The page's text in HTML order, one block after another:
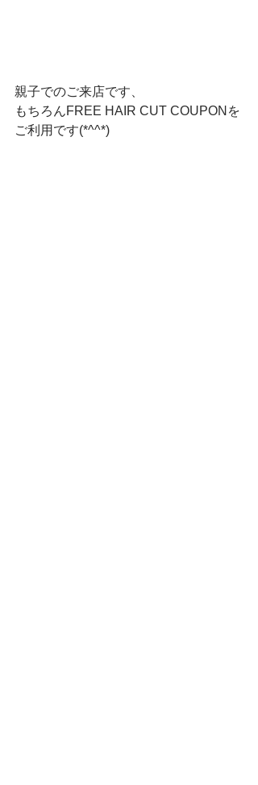
親子でのご来店です、
もちろんFREE HAIR CUT COUPONを
ご利用です(*^^*)